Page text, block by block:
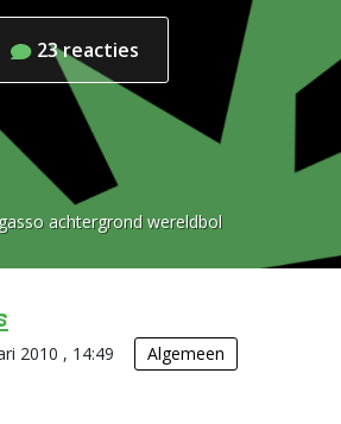
23reacties
achtergrond wereldbol
2010 , 14:49 Algemeen